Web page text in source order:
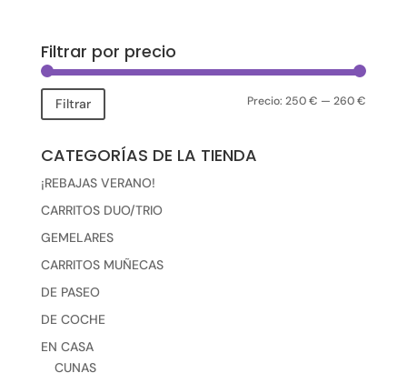
Filtrar por precio
Filtrar Precio:250 € —260 €
CATEGORÍAS DE LA TIENDA
¡REBAJAS VERANO!
CARRITOS DUO/TRIO
GEMELARES
CARRITOS MUÑECAS
DE PASEO
DE COCHE
EN CASA
CUNAS